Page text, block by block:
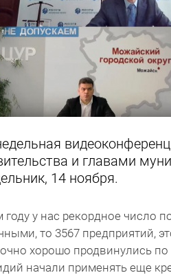
и главами
14 ноября.
у нас рекордное число
то 3567 предприятий,
хорошо продвинулись
начали применять еще